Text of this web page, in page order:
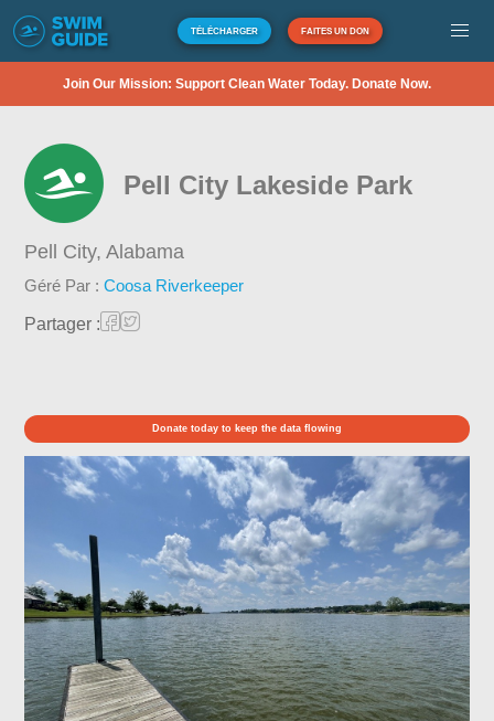
TÉLÉCHARGER FAITES UN DON
Join Our Mission: Support Clean Water Today. Donate Now.
Pell City Lakeside Park
Pell City,Alabama
Géré Par :Coosa Riverkeeper
Partager :
Donate today to keep the data flowing